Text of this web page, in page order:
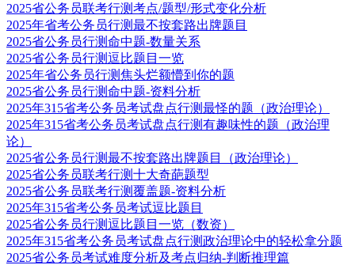
2025省公务员联考行测考点/题型/形式变化分析
2025年省考公务员行测最不按套路出牌题目
2025省公务员行测命中题-数量关系
2025省公务员行测逗比题目一览
2025年省公务员行测焦头烂额懵到你的题
2025省公务员行测命中题-资料分析
2025年315省考公务员考试盘点行测最怪的题（政治理论）
2025年315省考公务员考试盘点行测有趣味性的题（政治理
论）
2025省公务员行测最不按套路出牌题目（政治理论）
2025省公务员联考行测十大奇葩题型
2025省公务员联考行测覆盖题-资料分析
2025年315省考公务员考试逗比题目
2025省公务员行测逗比题目一览（数资）
2025年315省考公务员考试盘点行测政治理论中的轻松拿分题
2025省公务员考试难度分析及考点归纳-判断推理篇